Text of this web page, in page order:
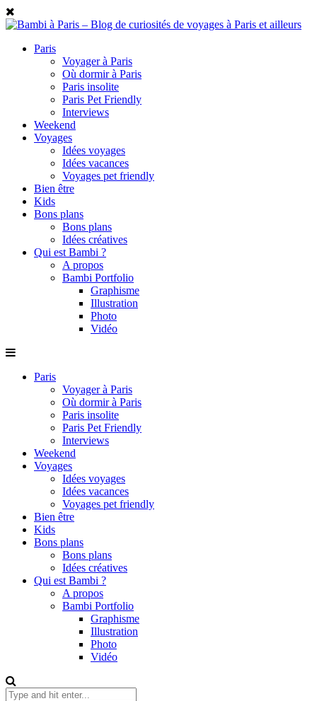
Paris
Voyager à Paris
Où dormir à Paris
Paris insolite
Paris Pet Friendly
Interviews
Weekend
Voyages
Idées voyages
Idées vacances
Voyages pet friendly
Bien être
Kids
Bons plans
Bons plans
Idées créatives
Qui est Bambi ?
A propos
Bambi Portfolio
Graphisme
Illustration
Photo
Vidéo
Paris
Voyager à Paris
Où dormir à Paris
Paris insolite
Paris Pet Friendly
Interviews
Weekend
Voyages
Idées voyages
Idées vacances
Voyages pet friendly
Bien être
Kids
Bons plans
Bons plans
Idées créatives
Qui est Bambi ?
A propos
Bambi Portfolio
Graphisme
Illustration
Photo
Vidéo